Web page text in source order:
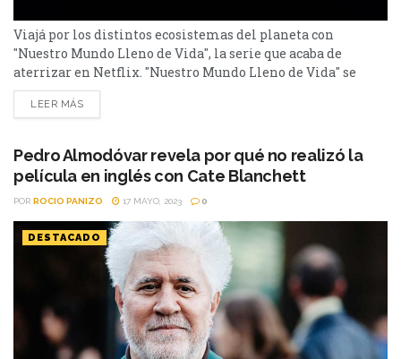
Viajá por los distintos ecosistemas del planeta con
"Nuestro Mundo Lleno de Vida", la serie que acaba de
aterrizar en Netflix. "Nuestro Mundo Lleno de Vida" se
presenta como una docuserie de Netflix del 2024 que te
atrapa desde el primer momento con su belleza visual y su
Cate Blanchett como...
LEER MÁS
Pedro Almodóvar revela por qué no realizó la
película en inglés con Cate Blanchett
POR ROCIO PANIZO 17 MAYO, 2023 0
DESTACADO